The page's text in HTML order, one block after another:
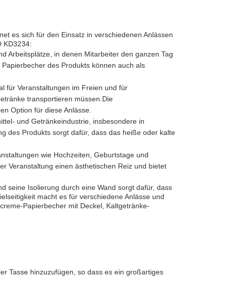
es sich für den Einsatz in verschiedenen Anlässen
KD3234:
Arbeitsplätze, in denen Mitarbeiter den ganzen Tag
des Produkts können auch als
für Veranstaltungen im Freien und für
transportieren müssen.Die
Option für diese Anlässe.
und Getränkeindustrie, insbesondere in
des Produkts sorgt dafür, dass das heiße oder kalte
wie Hochzeiten, Geburtstage und
Veranstaltung einen ästhetischen Reiz und bietet
seine Isolierung durch eine Wand sorgt dafür, dass
macht es für verschiedene Anlässe und
Papierbecher mit Deckel, Kaltgetränke-
Tasse hinzuzufügen, so dass es ein großartiges